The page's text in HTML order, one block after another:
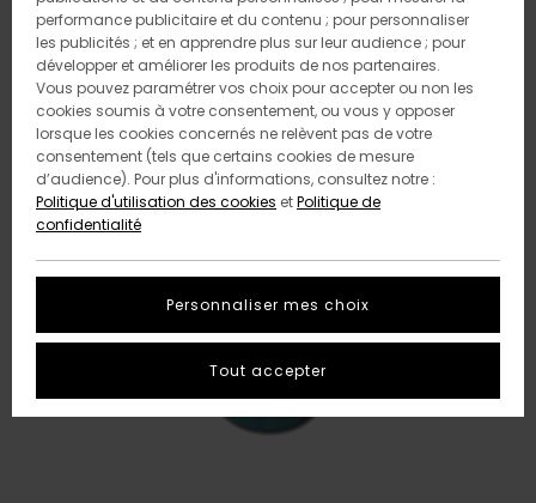
performance publicitaire et du contenu ; pour personnaliser
les publicités ; et en apprendre plus sur leur audience ; pour
développer et améliorer les produits de nos partenaires.
Vous pouvez paramétrer vos choix pour accepter ou non les
cookies soumis à votre consentement, ou vous y opposer
lorsque les cookies concernés ne relèvent pas de votre
consentement (tels que certains cookies de mesure
d’audience). Pour plus d'informations, consultez notre :
Politique d'utilisation des cookies etPolitique de
confidentialité
Personnaliser mes choix
Tout accepter